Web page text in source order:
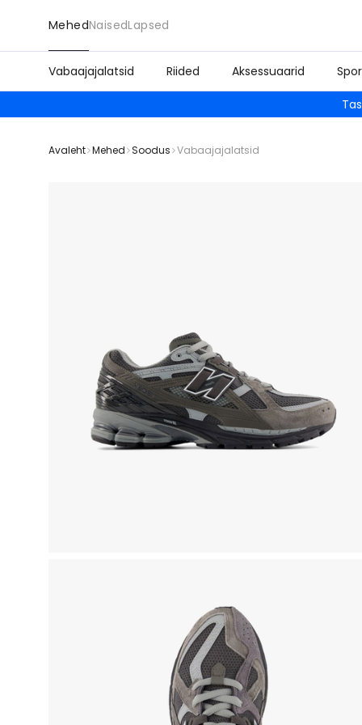
MehedNaisedLapsed
Vabaajajalatsid Riided Aksessuaarid
Avaleht Mehed Soodus Vabaajajalatsid